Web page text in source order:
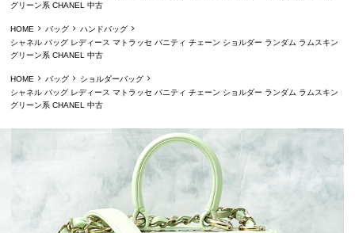
グリーン系 CHANEL 中古
HOME バッグ
ハンドバッグ
シャネル バッグ レディース マトラッセ バニティ チェーン ショルダー ランダム ラムスキン
グリーン系 CHANEL 中古
HOME バッグ
ショルダーバッグ
シャネル バッグ レディース マトラッセ バニティ チェーン ショルダー ランダム ラムスキン
グリーン系 CHANEL 中古